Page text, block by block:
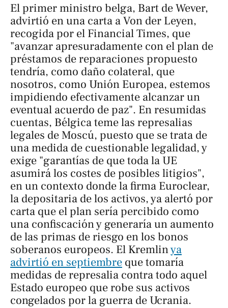
El primer ministro belga, Bart de Wever,
advirtió en una carta a Von der Leyen,
recogida por el Financial Times, que
"avanzar apresuradamente con el plan de
préstamos de reparaciones propuesto
tendría, como daño colateral, que
nosotros, como Unión Europea, estemos
impidiendo efectivamente alcanzar un
eventual acuerdo de paz". En resumidas
cuentas, Bélgica teme las represalias
legales de Moscú, puesto que se trata de
una medida de cuestionable legalidad, y
exige "garantías de que toda la UE
asumirá los costes de posibles litigios",
en un contexto donde la firma Euroclear,
la depositaria de los activos, ya alertó por
carta que el plan sería percibido como
una confiscación y generaría un aumento
de las primas de riesgo en los bonos
soberanos europeos. El Kremlinya
advirtió en septiembre que tomaría
medidas de represalia contra todo aquel
Estado europeo que robe sus activos
congelados por la guerra de Ucrania.